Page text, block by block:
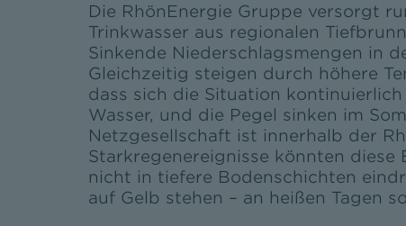
Die RhönEnergie Gruppe versorgt
Trinkwasser aus regionalen
Sinkende Niederschlagsmengen in
Gleichzeitig steigen durch höhere
dass sich die Situation
Wasser, und die Pegel sinken im
Netzgesellschaft ist innerhalb der
Starkregenereignisse könnten
nicht in tiefere Bodenschichten
auf Gelb stehen – an heißen Tagen